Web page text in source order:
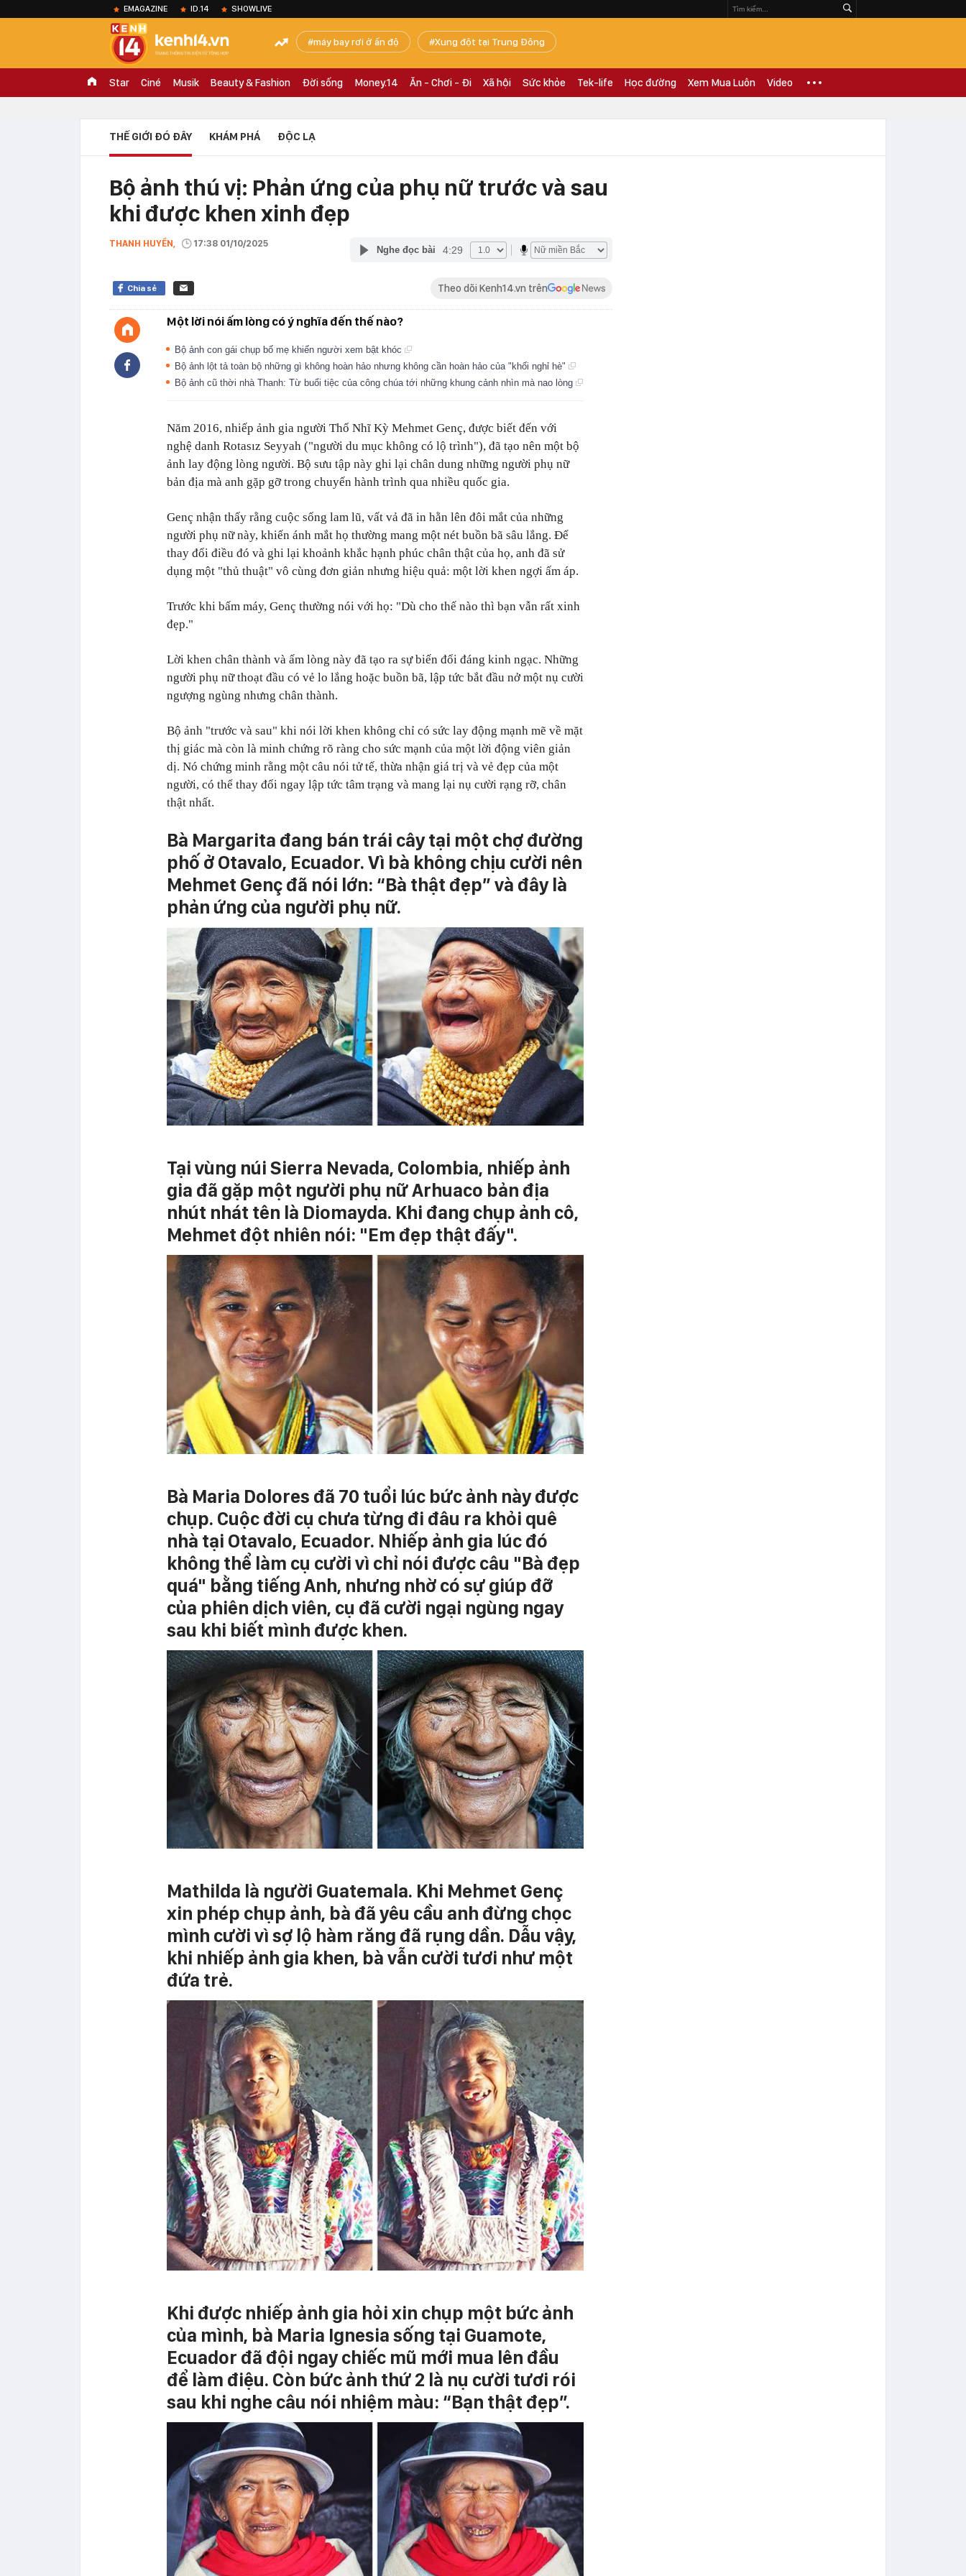
EMAGAZINE ID.14 SHOWLIVE
máy bay rơi ở ấn độ Xung đột tại Trung Đông
Star Ciné Musik Beauty & Fashion Đời sống Money.14 Ăn - Chơi - Đi Xã hội Sức khỏe Tek-life Học đường Xem Mua Luôn Video
THẾ GIỚI ĐÓ ĐÂY KHÁM PHÁ ĐỘC LẠ
Bộ ảnh thú vị: Phản ứng của phụ nữ trước và sau
khi được khen xinh đẹp
THANH HUYỀN, 17:38 01/10/2025
Nghe đọc bài 4:29
Chia sẻ Theo dõi Kenh14.vn trên
Một lời nói ấm lòng có ý nghĩa đến thế nào?
Bộ ảnh con gái chụp bố mẹ khiến người xem bật khóc
Bộ ảnh lột tả toàn bộ những gì không hoàn hảo nhưng không cần hoàn hảo của "khối nghỉ hè"
Bộ ảnh cũ thời nhà Thanh: Từ buổi tiệc của công chúa tới những khung cảnh nhìn mà nao lòng
Năm 2016, nhiếp ảnh gia người Thổ Nhĩ Kỳ Mehmet Genç, được biết đến với
nghệ danh Rotasız Seyyah ("người du mục không có lộ trình"), đã tạo nên một bộ
ảnh lay động lòng người. Bộ sưu tập này ghi lại chân dung những người phụ nữ
bản địa mà anh gặp gỡ trong chuyến hành trình qua nhiều quốc gia.
Genç nhận thấy rằng cuộc sống lam lũ, vất vả đã in hằn lên đôi mắt của những
người phụ nữ này, khiến ánh mắt họ thường mang một nét buồn bã sâu lắng. Để
thay đổi điều đó và ghi lại khoảnh khắc hạnh phúc chân thật của họ, anh đã sử
dụng một "thủ thuật" vô cùng đơn giản nhưng hiệu quả: một lời khen ngợi ấm áp.
Trước khi bấm máy, Genç thường nói với họ: "Dù cho thế nào thì bạn vẫn rất xinh
đẹp."
Lời khen chân thành và ấm lòng này đã tạo ra sự biến đổi đáng kinh ngạc. Những
người phụ nữ thoạt đầu có vẻ lo lắng hoặc buồn bã, lập tức bắt đầu nở một nụ cười
ngượng ngùng nhưng chân thành.
Bộ ảnh "trước và sau" khi nói lời khen không chỉ có sức lay động mạnh mẽ về mặt
thị giác mà còn là minh chứng rõ ràng cho sức mạnh của một lời động viên giản
dị. Nó chứng minh rằng một câu nói tử tế, thừa nhận giá trị và vẻ đẹp của một
người, có thể thay đổi ngay lập tức tâm trạng và mang lại nụ cười rạng rỡ, chân
thật nhất.
Bà Margarita đang bán trái cây tại một chợ đường
phố ở Otavalo, Ecuador. Vì bà không chịu cười nên
Mehmet Genç đã nói lớn: “Bà thật đẹp” và đây là
phản ứng của người phụ nữ.
Tại vùng núi Sierra Nevada, Colombia, nhiếp ảnh
gia đã gặp một người phụ nữ Arhuaco bản địa
nhút nhát tên là Diomayda. Khi đang chụp ảnh cô,
Mehmet đột nhiên nói: "Em đẹp thật đấy".
Bà Maria Dolores đã 70 tuổi lúc bức ảnh này được
chụp. Cuộc đời cụ chưa từng đi đâu ra khỏi quê
nhà tại Otavalo, Ecuador. Nhiếp ảnh gia lúc đó
không thể làm cụ cười vì chỉ nói được câu "Bà đẹp
quá" bằng tiếng Anh, nhưng nhờ có sự giúp đỡ
của phiên dịch viên, cụ đã cười ngại ngùng ngay
sau khi biết mình được khen.
Mathilda là người Guatemala. Khi Mehmet Genç
xin phép chụp ảnh, bà đã yêu cầu anh đừng chọc
mình cười vì sợ lộ hàm răng đã rụng dần. Dẫu vậy,
khi nhiếp ảnh gia khen, bà vẫn cười tươi như một
đứa trẻ.
Khi được nhiếp ảnh gia hỏi xin chụp một bức ảnh
của mình, bà Maria Ignesia sống tại Guamote,
Ecuador đã đội ngay chiếc mũ mới mua lên đầu
để làm điệu. Còn bức ảnh thứ 2 là nụ cười tươi rói
sau khi nghe câu nói nhiệm màu: “Bạn thật đẹp”.